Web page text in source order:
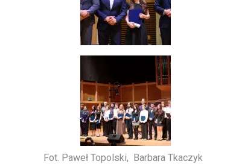
Fot. Paweł Topolski, Barbara Tkaczyk